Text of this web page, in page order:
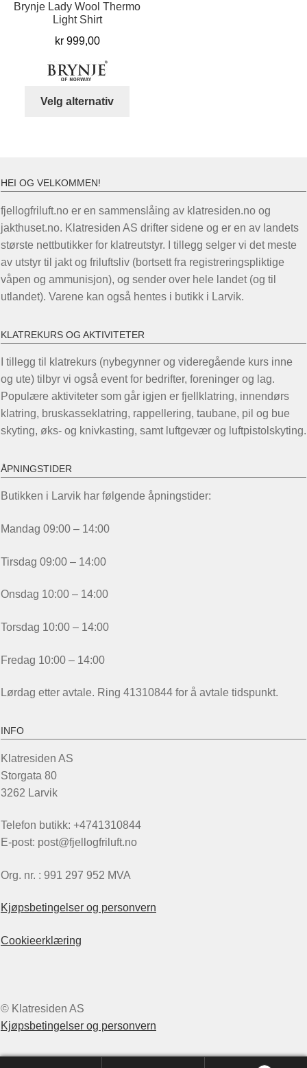
Brynje Lady Wool Thermo
Light Shirt
kr999,00
Velg alternativ
velges
på
produktsiden
HEI OG VELKOMMEN!
fjellogfriluft.no er en sammenslåing av klatresiden.no og
jakthuset.no. Klatresiden AS drifter sidene og er en av landets
største nettbutikker for klatreutstyr. I tillegg selger vi det meste
av utstyr til jakt og friluftsliv (bortsett fra registreringspliktige
våpen og ammunisjon), og sender over hele landet (og til
utlandet). Varene kan også hentes i butikk i Larvik.
KLATREKURS OG AKTIVITETER
I tillegg til klatrekurs (nybegynner og videregående kurs inne
og ute) tilbyr vi også event for bedrifter, foreninger og lag.
Populære aktiviteter som går igjen er fjellklatring, innendørs
klatring, bruskasseklatring, rappellering, taubane, pil og bue
skyting, øks- og knivkasting, samt luftgevær og luftpistolskyting.
ÅPNINGSTIDER
Butikken i Larvik har følgende åpningstider:
Mandag 09:00 – 14:00
Tirsdag 09:00 – 14:00
Onsdag 10:00 – 14:00
Torsdag 10:00 – 14:00
Fredag 10:00 – 14:00
Lørdag etter avtale. Ring 41310844 for å avtale tidspunkt.
INFO
Klatresiden AS
Storgata 80
3262 Larvik
Telefon butikk: +4741310844
E-post: post@fjellogfriluft.no
Org. nr. : 991 297 952 MVA
Kjøpsbetingelser og personvern
Cookieerklæring
© Klatresiden AS
Kjøpsbetingelser og personvern